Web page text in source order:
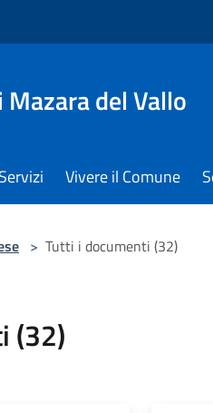
Mazara del Vallo
Servizi Vivere il Comune
> Tutti i documenti (32)
(32)